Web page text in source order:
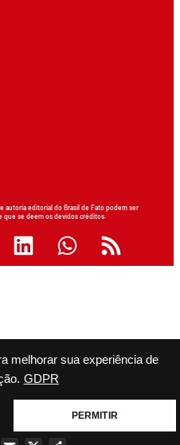
melhorar sua experiência de
GDPR
PERMITIR
autoria editorial do Brasil de Fato podem ser
que se deem os devidos créditos.